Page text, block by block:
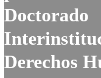
Doctorado
Derechos